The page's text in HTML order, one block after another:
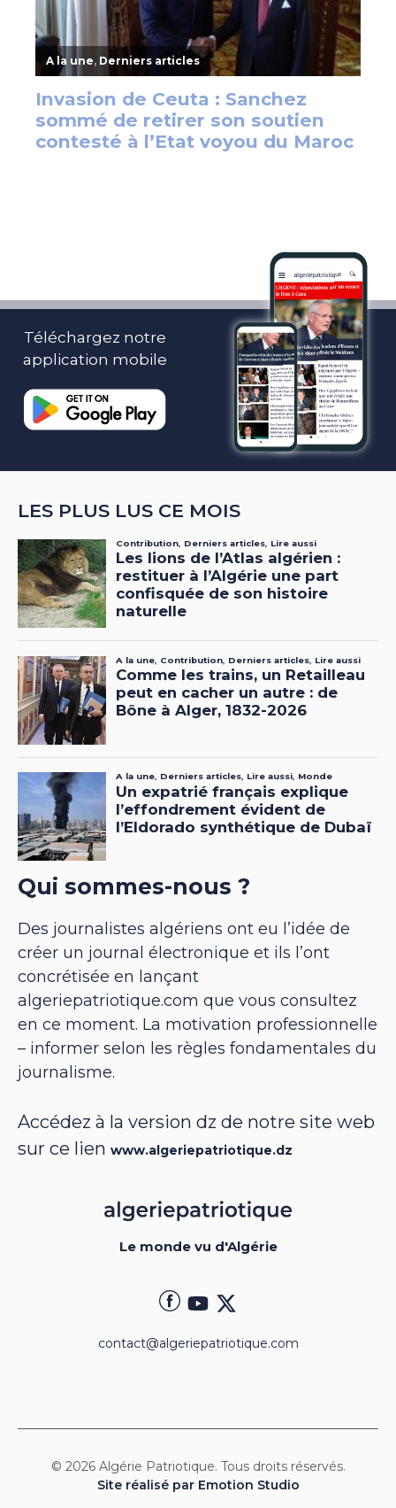
Téléchargez notre
application mobile
LES PLUS LUS CE MOIS
Qui sommes-nous ?
Des journalistes algériens ont eu l’idée de
créer un journal électronique et ils l’ont
concrétisée en lançant
algeriepatriotique.com que vous consultez
en ce moment. La motivation professionnelle
– informer selon les règles fondamentales du
journalisme.
Accédez à la version dz de notre site web
sur ce lien www.algeriepatriotique.dz
Le monde vu d'Algérie
contact@algeriepatriotique.com
© 2026 Algérie Patriotique. Tous droits réservés.
Site réalisé par Emotion Studio